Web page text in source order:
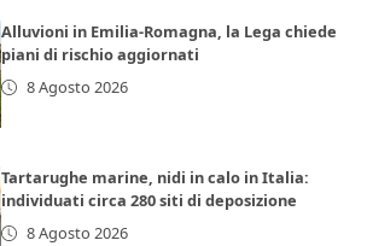
Alluvioni in Emilia-Romagna, la Lega chiede
piani di rischio aggiornati
8 Agosto 2026
Tartarughe marine, nidi in calo in Italia:
individuati circa 280 siti di deposizione
8 Agosto 2026